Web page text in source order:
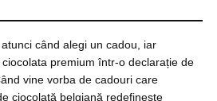
când alegi un cadou, iar
premium într-o declarație de
vine vorba de cadouri care
ciocolată belgiană redefinește